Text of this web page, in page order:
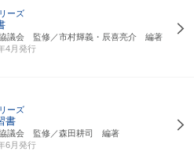
ーズ
協議会 監修／市村輝義・辰喜亮介 編著
4月発行
ーズ
書
協議会 監修／森田耕司 編著
6月発行